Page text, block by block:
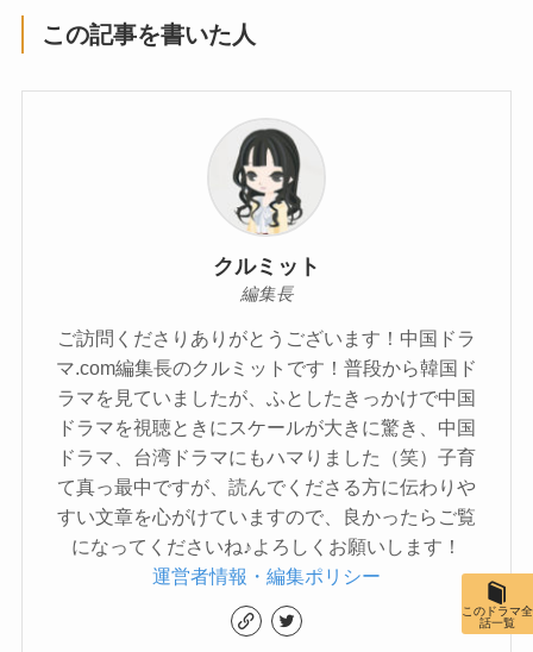
この記事を書いた人
クルミット
編集長
ご訪問くださりありがとうございます！中国ドラ
マ.com編集長のクルミットです！普段から韓国ド
ラマを見ていましたが、ふとしたきっかけで中国
ドラマを視聴ときにスケールが大きに驚き、中国
ドラマ、台湾ドラマにもハマりました（笑）子育
て真っ最中ですが、読んでくださる方に伝わりや
すい文章を心がけていますので、良かったらご覧
になってくださいね♪よろしくお願いします！
運営者情報・編集ポリシー
このドラマ全
話一覧